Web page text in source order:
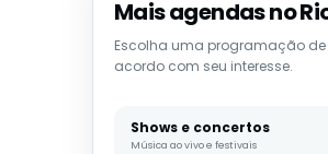
Mais agendas no
Escolha uma programação de
acordo com seu interesse.
Shows e concertos
Música ao vivo e festivais